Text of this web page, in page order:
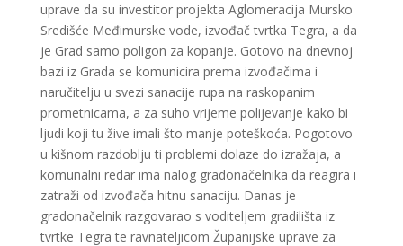
uprave da su investitor projekta Aglomeracija Mursko
Središće Međimurske vode, izvođač tvrtka Tegra, a da
je Grad samo poligon za kopanje. Gotovo na dnevnoj
bazi iz Grada se komunicira prema izvođačima i
naručitelju u svezi sanacije rupa na raskopanim
prometnicama, a za suho vrijeme polijevanje kako bi
ljudi koji tu žive imali što manje poteškoća. Pogotovo
u kišnom razdoblju ti problemi dolaze do izražaja, a
komunalni redar ima nalog gradonačelnika da reagira i
zatraži od izvođača hitnu sanaciju. Danas je
gradonačelnik razgovarao s voditeljem gradilišta iz
tvrtke Tegra te ravnateljicom Županijske uprave za